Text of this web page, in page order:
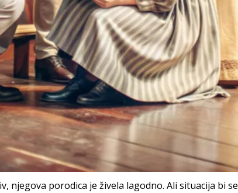
njegova porodica je živela lagodno. Ali situacija bi se